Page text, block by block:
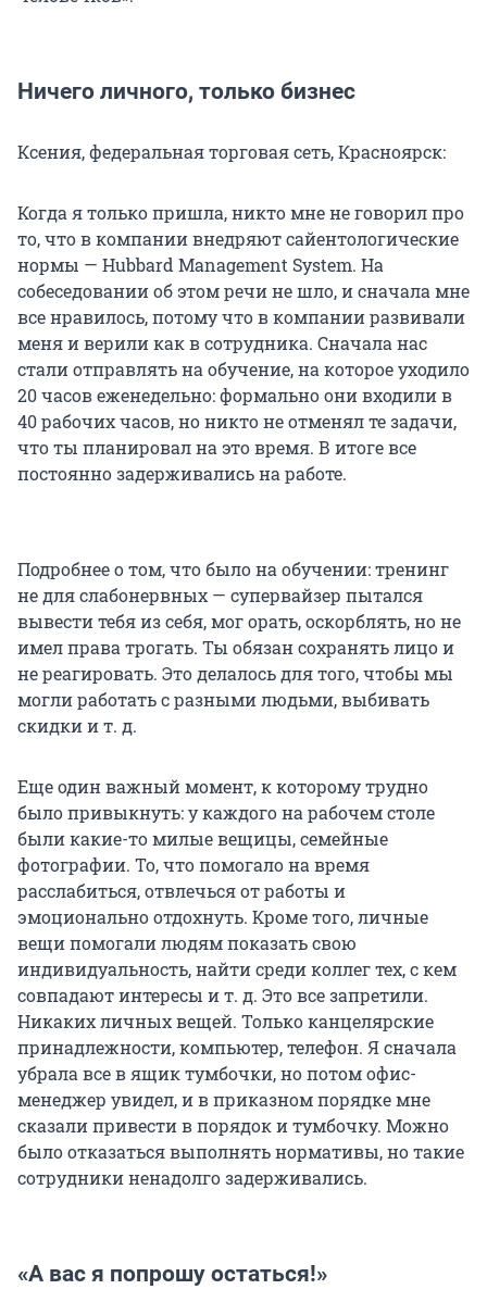
Ничего личного, только бизнес
Ксения, федеральная торговая сеть, Красноярск:
Когда я только пришла, никто мне не говорил про
то, что в компании внедряют сайентологические
нормы — Hubbard Management System. На
собеседовании об этом речи не шло, и сначала мне
все нравилось, потому что в компании развивали
меня и верили как в сотрудника. Сначала нас
стали отправлять на обучение, на которое уходило
20 часов еженедельно: формально они входили в
40 рабочих часов, но никто не отменял те задачи,
что ты планировал на это время. В итоге все
постоянно задерживались на работе.
Подробнее о том, что было на обучении: тренинг
не для слабонервных — супервайзер пытался
вывести тебя из себя, мог орать, оскорблять, но не
имел права трогать. Ты обязан сохранять лицо и
не реагировать. Это делалось для того, чтобы мы
могли работать с разными людьми, выбивать
скидки и т. д.
Еще один важный момент, к которому трудно
было привыкнуть: у каждого на рабочем столе
были какие-то милые вещицы, семейные
фотографии. То, что помогало на время
расслабиться, отвлечься от работы и
эмоционально отдохнуть. Кроме того, личные
вещи помогали людям показать свою
индивидуальность, найти среди коллег тех, с кем
совпадают интересы и т. д. Это все запретили.
Никаких личных вещей. Только канцелярские
принадлежности, компьютер, телефон. Я сначала
убрала все в ящик тумбочки, но потом офис-
менеджер увидел, и в приказном порядке мне
сказали привести в порядок и тумбочку. Можно
было отказаться выполнять нормативы, но такие
сотрудники ненадолго задерживались.
«А вас я попрошу остаться!»